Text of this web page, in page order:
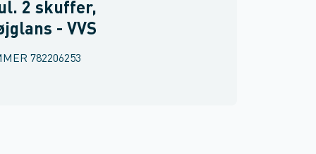
2 skuffer,
- VVS
782206253